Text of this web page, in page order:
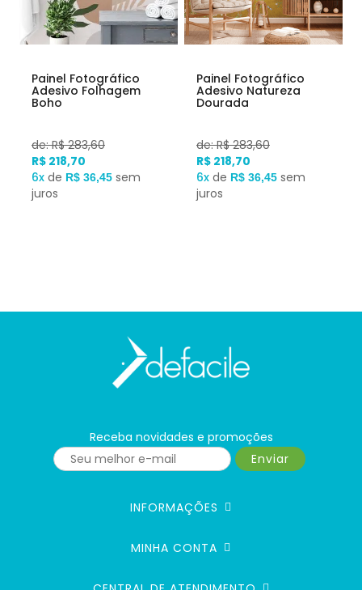
Painel Fotográfico
Adesivo Folhagem
Boho
de: R$ 283,60
R$ 218,70
6x de R$ 36,45 sem
juros
Painel Fotográfico
Adesivo Natureza
Dourada
de: R$ 283,60
R$ 218,70
6x de R$ 36,45 sem
juros
Receba novidades e promoções
Enviar
INFORMAÇÕES
MINHA CONTA